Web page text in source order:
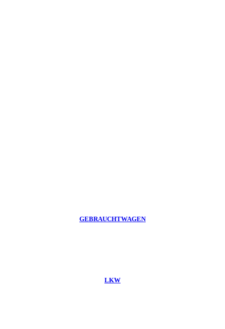
GEBRAUCHTWAGEN
LKW